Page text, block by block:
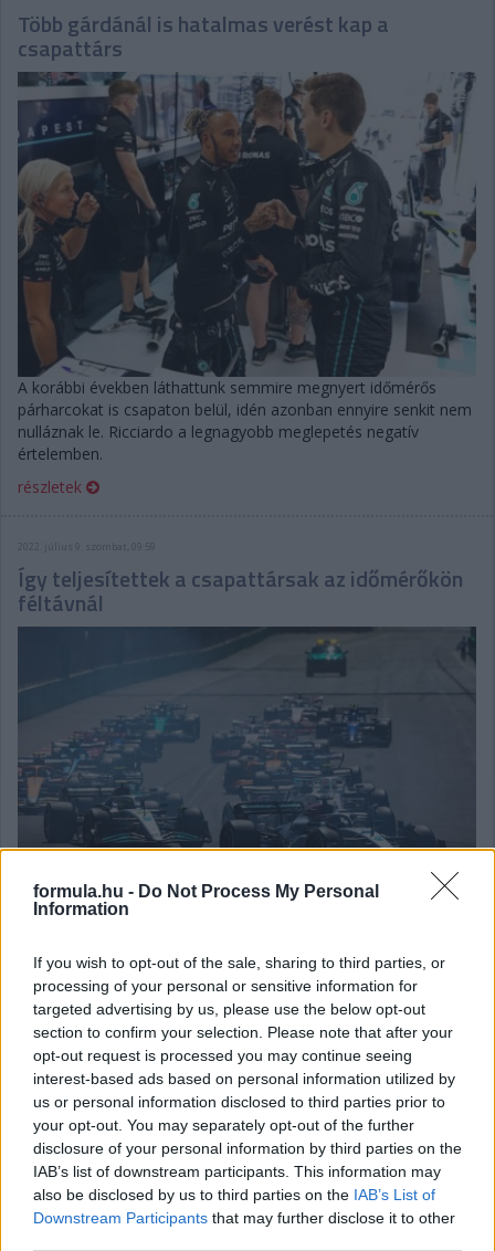
formula.hu - Do Not Process My Personal
Information
If you wish to opt-out of the sale, sharing to third parties, or
processing of your personal or sensitive information for
targeted advertising by us, please use the below opt-out
section to confirm your selection. Please note that after your
opt-out request is processed you may continue seeing
interest-based ads based on personal information utilized by
us or personal information disclosed to third parties prior to
your opt-out. You may separately opt-out of the further
disclosure of your personal information by third parties on the
IAB’s list of downstream participants. This information may
also be disclosed by us to third parties on the IAB’s List of
Downstream Participants that may further disclose it to other
Több gárdánál is hatalmas verést kap a
csapattárs
A korábbi években láthattunk semmire megnyert időmérős
párharcokat is csapaton belül, idén azonban ennyire senkit nem
nulláznak le. Ricciardo a legnagyobb meglepetés negatív
értelemben.
részletek
2022. július 9. szombat, 09:59
Így teljesítettek a csapattársak az időmérőkön
féltávnál
már valós képet kaphatunk a csapattársak időmérős
teljesítményéről. Lássuk, ki hogyan teljesít eddig a
kvalifikációkon.
részletek
2022. május 25. szerda, 09:36
Hamilton: Russell-lel egyenlők vagyunk a
csapatnál